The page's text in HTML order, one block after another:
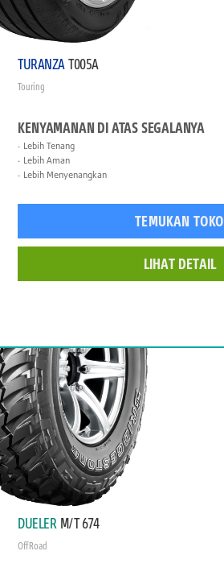
TURANZAT005A
Touring
KENYAMANAN DI ATAS SEGALANYA
Lebih Tenang
Lebih Aman
Lebih Menyenangkan
TEMUKAN TOKO
LIHAT DETAIL
DUELER M/T 674
Off Road